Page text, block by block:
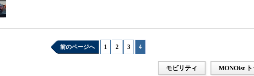
前のページへ 1 2 3 4
モビリティ MONOist ト